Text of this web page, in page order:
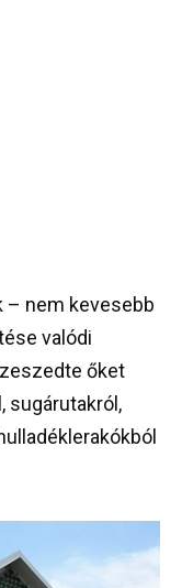
– nem kevesebb
valódi
őket
sugárutakról,